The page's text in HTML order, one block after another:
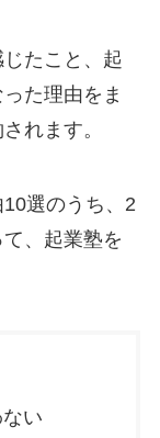
たこと、起
た理由をま
れます。
10選のうち、2
、起業塾を
い